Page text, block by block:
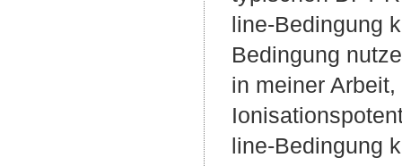
line-Bedingung
Bedingung
in meiner
line-Bedingung